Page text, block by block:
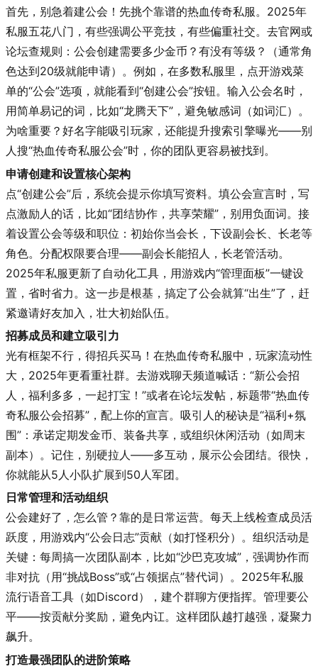
首先，别急着建公会！先挑个靠谱的热血传奇私服。2025年
私服五花八门，有些强调公平竞技，有些偏重社交。去官网或
论坛查规则：公会创建需要多少金币？有没有等级？（通常角
色达到20级就能申请）。例如，在多数私服里，点开游戏菜
单的“公会”选项，就能看到“创建公会”按钮。输入公会名时，
用简单易记的词，比如“龙腾天下”，避免敏感词（如词汇）。
为啥重要？好名字能吸引玩家，还能提升搜索引擎曝光——别
人搜“热血传奇私服公会”时，你的团队更容易被找到。
申请创建和设置核心架构
点“创建公会”后，系统会提示你填写资料。填公会宣言时，写
点激励人的话，比如“团结协作，共享荣耀”，别用负面词。接
着设置公会等级和职位：初始你当会长，下设副会长、长老等
角色。分配权限要合理——副会长能招人，长老管活动。
2025年私服更新了自动化工具，用游戏内“管理面板”一键设
置，省时省力。这一步是根基，搞定了公会就算“出生”了，赶
紧邀请好友加入，壮大初始队伍。
招募成员和建立吸引力
光有框架不行，得招兵买马！在热血传奇私服中，玩家流动性
大，2025年更看重社群。去游戏聊天频道喊话：“新公会招
人，福利多多，一起打宝！”或者在论坛发帖，标题带“热血传
奇私服公会招募”，配上你的宣言。吸引人的秘诀是“福利+氛
围”：承诺定期发金币、装备共享，或组织休闲活动（如周末
副本）。记住，别硬拉人——多互动，展示公会团结。很快，
你就能从5人小队扩展到50人军团。
日常管理和活动组织
公会建好了，怎么管？靠的是日常运营。每天上线检查成员活
跃度，用游戏内“公会日志”贡献（如打怪积分）。组织活动是
关键：每周搞一次团队副本，比如“沙巴克攻城”，强调协作而
非对抗（用“挑战Boss”或“占领据点”替代词）。2025年私服
流行语音工具（如Discord），建个群聊方便指挥。管理要公
平——按贡献分奖励，避免内讧。这样团队越打越强，凝聚力
飙升。
打造最强团队的进阶策略